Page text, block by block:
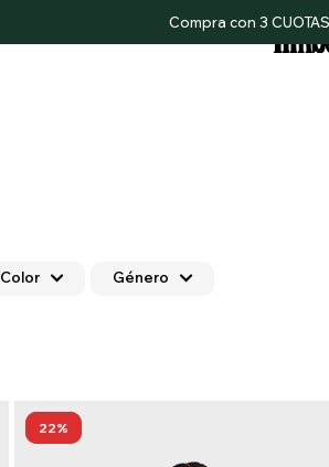
Compra con 3 CUOTAS
Color Género
22